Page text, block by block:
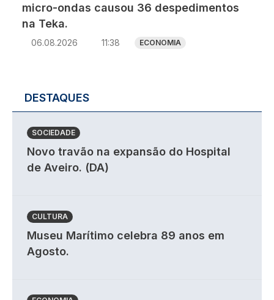
micro-ondas causou 36 despedimentos
na Teka.
06.08.2026 11:38 ECONOMIA
DESTAQUES
SOCIEDADE
Novo travão na expansão do Hospital
de Aveiro. (DA)
CULTURA
Museu Marítimo celebra 89 anos em
Agosto.